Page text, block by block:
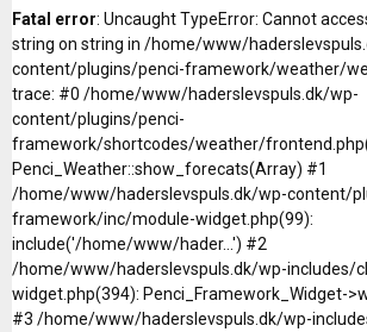
Fatal error: Uncaught TypeError: Cannot
string on string in /home/www/
content/plugins/penci-framework/weather/
trace: #0 /home/www/haderslevspuls.dk/wp-
content/plugins/penci-
framework/shortcodes/weather/
Penci_Weather::show_forecats(Array) #1
/home/www/haderslevspuls.dk/wp-content/
framework/inc/module-widget.php(99):
include('/home/www/hader...') #2
/home/www/haderslevspuls.dk/wp-includes/
widget.php(394): Penci_Framework_Widget-
#3 /home/www/haderslevspuls.dk/wp-